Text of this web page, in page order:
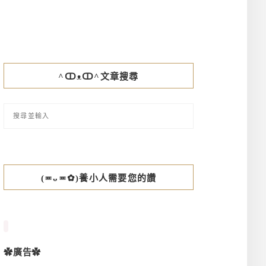
^ↀᴥↀ^文章搜尋
(≖ᴗ≖✿)養小人需要您的讚
✿廣告✿